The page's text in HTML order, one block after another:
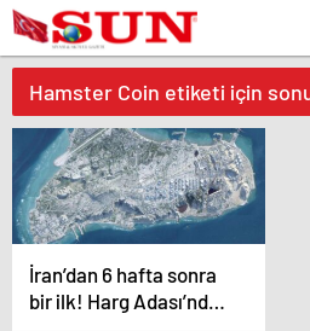
Hamster Coin etiketi için
İran’dan 6 hafta sonra
bir ilk! Harg Adası’ndan